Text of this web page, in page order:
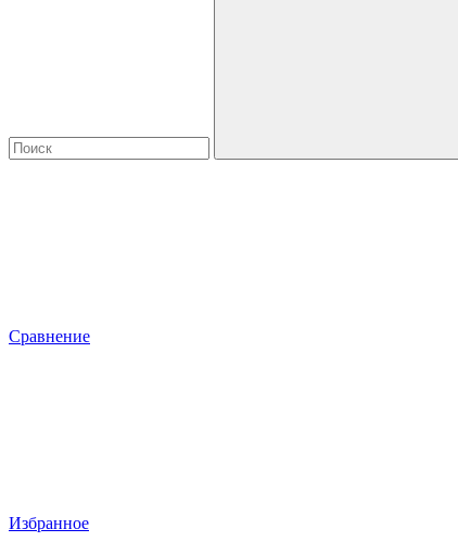
Сравнение
Избранное